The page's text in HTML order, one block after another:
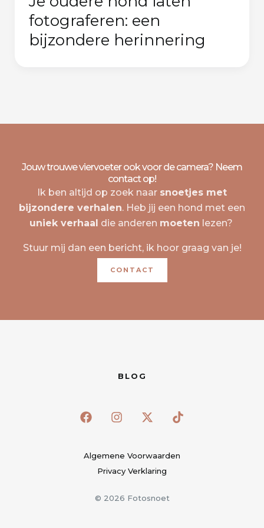
fotograferen: een
bijzondere herinnering
Jouw trouwe viervoeter ook voor de camera? Neem
contact op!
Ik ben altijd op zoek naar snoetjes met
bijzondere verhalen. Heb jij een hond met een
uniek verhaal die anderen moeten lezen?
Stuur mij dan een bericht, ik hoor graag van je!
CONTACT
BLOG
Algemene Voorwaarden
Privacy Verklaring
© 2026 Fotosnoet